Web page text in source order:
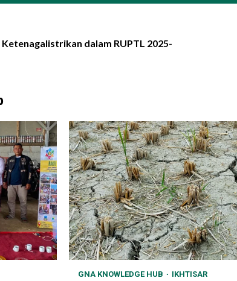
dalam RUPTL 2025-
GNA KNOWLEDGE HUB IKHTISAR